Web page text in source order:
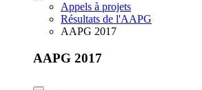
Appels à projets
Résultats de l'AAPG
AAPG 2017
AAPG 2017